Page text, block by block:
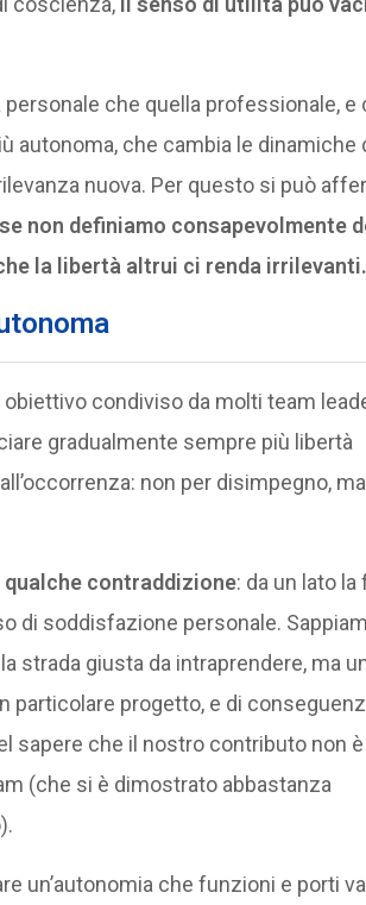
che quella professionale, e
autonoma, che cambia le dinamiche
nuova. Per questo si può
se non definiamo consapevolmente
la libertà altrui ci renda irrilevanti.
condiviso da molti team
gradualmente sempre più libertà
non per disimpegno,
contraddizione: da un lato la
di soddisfazione personale.
strada giusta da intraprendere, ma
particolare progetto, e di
sapere che il nostro contributo non
(che si è dimostrato abbastanza
un’autonomia che funzioni e porti